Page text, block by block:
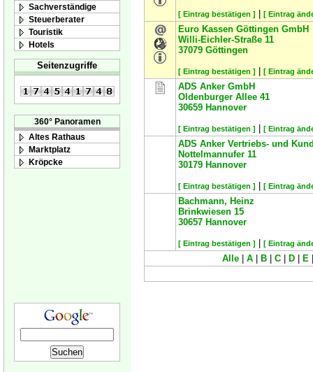
Sachverständige
Steuerberater
Touristik
Hotels
Seitenzugriffe
360° Panoramen
Altes Rathaus
Marktplatz
Kröpcke
[ Eintrag bestätigen ] [ Eintrag
Euro Kassen Göttingen GmbH
Willi-Eichler-Straße 11
37079 Göttingen
[ Eintrag bestätigen ] [ Eintrag
ADS Anker GmbH
Oldenburger Allee 41
30659 Hannover
[ Eintrag bestätigen ] [ Eintrag
ADS Anker Vertriebs- und
Nottelmannufer 11
30179 Hannover
[ Eintrag bestätigen ] [ Eintrag
Bachmann, Heinz
Brinkwiesen 15
30657 Hannover
[ Eintrag bestätigen ] [ Eintrag
Alle A B C D E